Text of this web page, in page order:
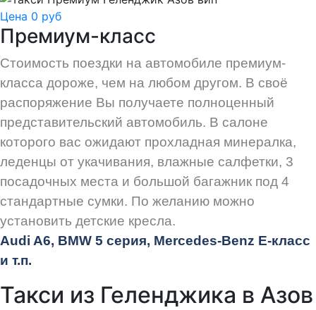
Цена 0 руб
Премиум-класс
Стоимость поездки на автомобиле премиум-
класса дороже, чем на любом другом. В своё
распоряжение Вы получаете полноценный
представительский автомобиль. В салоне
которого вас ожидают прохладная минералка,
леденцы от укачивания, влажные салфетки, 3
посадочных места и большой багажник под 4
стандартные сумки. По желанию можно
установить детские кресла.
Audi A6, BMW 5 серия, Mercedes-Benz E-класс
и т.п.
Такси из Геленджика в Азов